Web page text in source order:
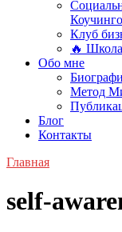
Клуб
🔥
Обо мне
Метод
Блог
Контакты
Главная
self-